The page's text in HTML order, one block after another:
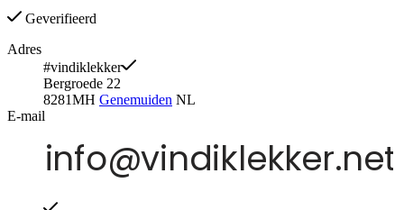
Geverifieerd
Adres
#vindiklekker
Bergroede 22
8281MH Genemuiden NL
E-mail